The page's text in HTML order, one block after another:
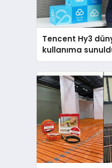
Tencent Hy3
kullanıma